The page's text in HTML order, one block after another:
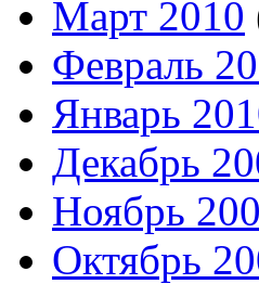
Март 2010
Февраль
Январь
Декабрь
Ноябрь
Октябрь